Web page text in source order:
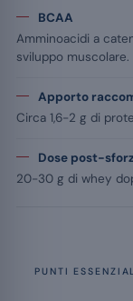
BCAA
Amminoacidi a
sviluppo muscolare.
Apporto
Circa 1,6-2 g di
Dose post-
20-30 g di whey
PUNTI